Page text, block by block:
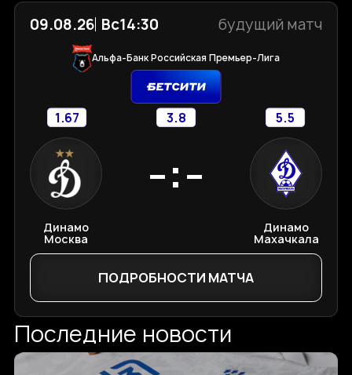
09.08.26 Вс14:30 будущий матч
Альфа-Банк Российская Премьер-Лига
1.67 3.8 5.5
Динамо
Москва
-:-
Динамо
Махачкала
ПОДРОБНОСТИ МАТЧА
Последние новости